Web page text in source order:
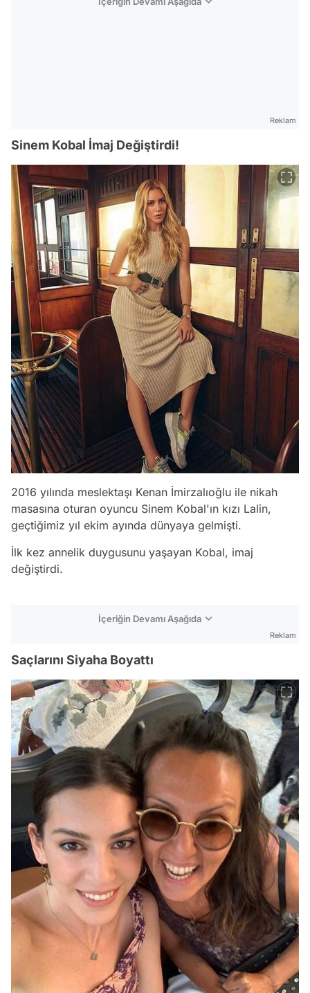
Reklam
Sinem Kobal İmaj Değiştirdi!
2016 yılında meslektaşı Kenan İmirzalıoğlu ile nikah
masasına oturan oyuncu Sinem Kobal'ın kızı Lalin,
geçtiğimiz yıl ekim ayında dünyaya gelmişti.
İlk kez annelik duygusunu yaşayan Kobal, imaj
değiştirdi.
İçeriğin Devamı Aşağıda
Reklam
Saçlarını Siyaha Boyattı